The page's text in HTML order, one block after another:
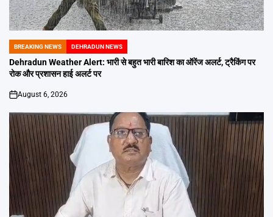
POSTED
IN
BREAKING NEWS DEHRADUN NEWS
Dehradun Weather Alert: भारी से बहुत भारी बारिश का ऑरेंज अलर्ट, ट्रैकिंग पर
रोक और प्रशासन हाई अलर्ट पर
on
August 6, 2026